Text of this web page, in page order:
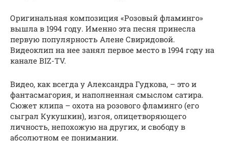
Оригинальная композиция «Розовый фламинго»
вышла в 1994 году. Именно эта песня принесла
первую популярность Алене Свиридовой.
Видеоклип на нее занял первое место в 1994 году на
канале BIZ-TV.
Видео, как всегда у Александра Гудкова, – это и
фантасмагория, и наполненная смыслом сатира.
Сюжет клипа – охота на розового фламинго (его
сыграл Кукушкин), изгоя, олицетворяющего
личность, непохожую на других, и свободу в
абсолютном ее понимании.